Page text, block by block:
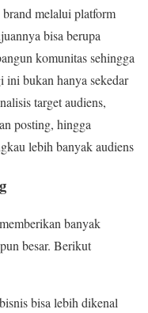
melalui platform
bisa berupa
komunitas sehingga
ini bukan hanya sekedar
target audiens,
posting, hingga
lebih banyak audiens
banyak
besar. Berikut
bisnis bisa lebih dikenal